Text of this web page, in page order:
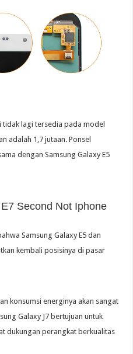
tidak lagi tersedia pada model
adalah 1,7 jutaan. Ponsel
dengan Samsung Galaxy E5
Second Not Iphone
Samsung Galaxy E5 dan
kembali posisinya di pasar
konsumsi energinya akan sangat
Galaxy J7 bertujuan untuk
dukungan perangkat berkualitas